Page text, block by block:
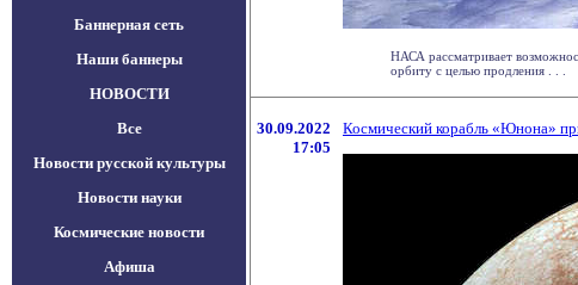
Баннерная сеть
Наши баннеры
НОВОСТИ
Все
Новости русской культуры
Новости науки
Космические новости
Афиша
НАСА рассматривает
орбиту с целью продления . . .
30.09.2022
17:05
Космический корабль «Юнона»